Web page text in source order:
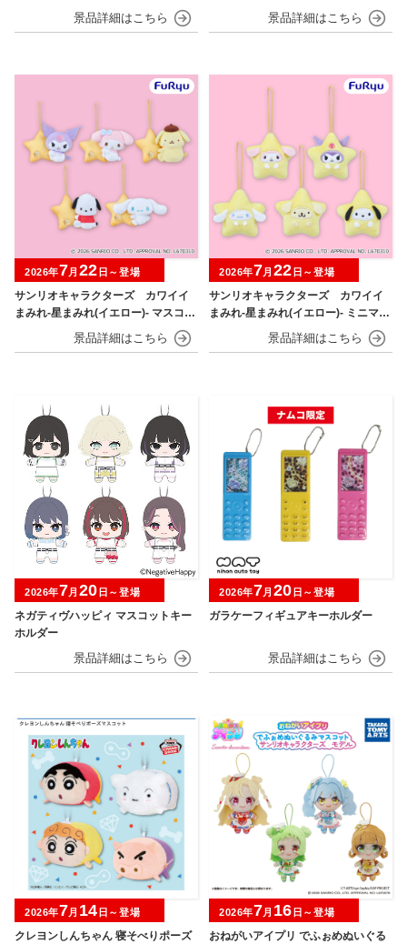
サンリオキャラクターズ カワイイ
まみれ-星まみれ(イエロー)- マスコッ
2026年7月 22 日～登場
サンリオキャラクターズ カワイイ
まみれ-星まみれ(イエロー)- ミニマス
2026年7月 22 日～登場
ネガティヴハッピィ マスコットキー
ホルダー
2026年7月 20 日～登場
ガラケーフィギュアキーホルダー
2026年7月 20 日～登場
クレヨンしんちゃん 寝そべりポーズ
2026年7月 14 日～登場
おねがいアイプリ でふぉめぬいぐる
2026年7月 16 日～登場